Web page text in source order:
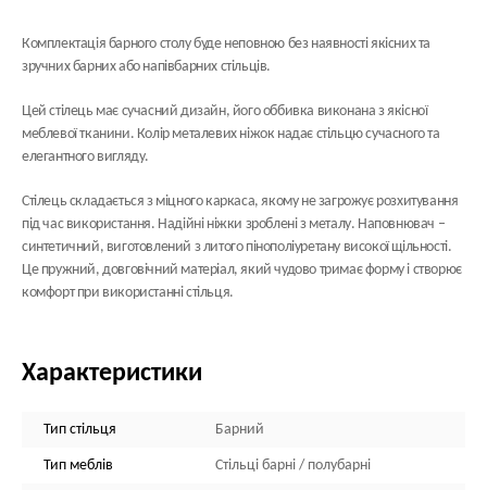
Комплектація барного столу буде неповною без наявності якісних та
зручних барних або напівбарних стільців.
Цей стілець має сучасний дизайн, його оббивка виконана з якісної
меблевої тканини. Колір металевих ніжок надає стільцю сучасного та
елегантного вигляду.
Стілець складається з міцного каркаса, якому не загрожує розхитування
під час використання. Надійні ніжки зроблені з металу. Наповнювач –
синтетичний, виготовлений з литого пінополіуретану високої щільності.
Це пружний, довговічний матеріал, який чудово тримає форму і створює
комфорт при використанні стільця.
Характеристики
Тип стільця Барний
Тип меблів Стільці барні / полубарні